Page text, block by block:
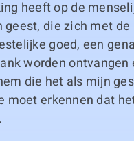
heeft op de
geest, die zich met de
goed, een
worden ontvangen
die het als mijn
moet erkennen dat